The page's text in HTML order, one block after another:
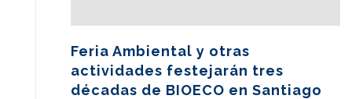
Feria Ambiental y otras
actividades festejarán tres
décadas de BIOECO en Santiago